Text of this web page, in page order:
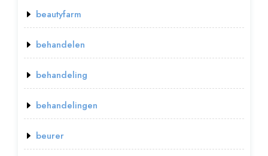
beautyfarm
behandelen
behandeling
behandelingen
beurer